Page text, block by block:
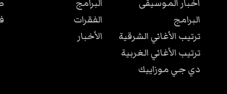
أخبار الموسيقى
البرامج
ترتيب الأغاني الشرقية
ترتيب الأغاني الغربية
دي جي موزاييك
البرامج
الفقرات
الأخبار